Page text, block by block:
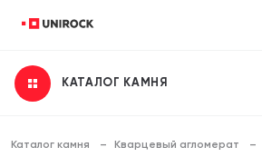
КАТАЛОГ КАМНЯ
Каталог камня Кварцевый агломерат
Получить консультацию
Заказать расчет